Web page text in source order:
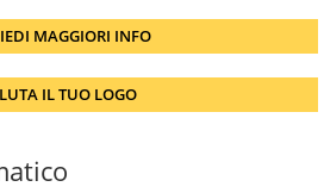
MAGGIORI INFO
IL TUO LOGO